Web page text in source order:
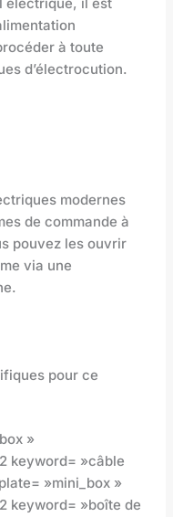
électrique, il est
à toute
d’électrocution.
modernes
de commande à
pouvez les ouvrir
via une
pour ce
»
keyword= »câble
»mini_box »
keyword= »boîte de